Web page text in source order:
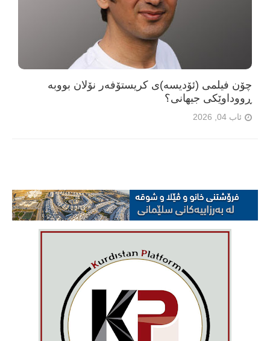
چۆن فیلمی (ئۆدیسە)ی کریستۆفەر نۆلان بووبە
ڕووداوێکی جیهانی؟
ئاب 04, 2026